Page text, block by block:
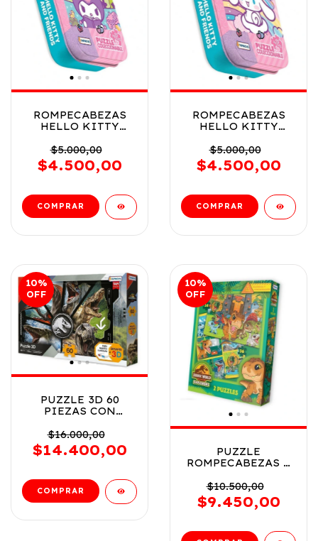
ROMPECABEZAS
HELLO KITTY
EN LATA VR3
KTY09859 KUROMI
$5.000,00
$4.500,00
ROMPECABEZAS
HELLO KITTY
EN LATA VR4
KTY09859
CINNAMOROLL
$5.000,00
$4.500,00
10%
OFF
PUZZLE 3D 60
PIEZAS CON
JURASSIC WORLD
COD UJW011029
$16.000,00
$14.400,00
10%
OFF
PUZZLE
ROMPECABEZAS 2
EXPLORER 24Y 36
PZS COD UJW11027
$10.500,00
$9.450,00